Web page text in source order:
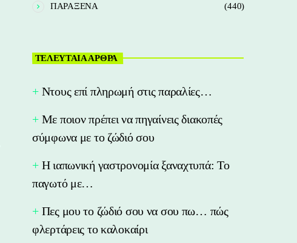
ΠΑΡΑΞΕΝΑ (440)
ΤΕΛΕΥΤΑΙΑ ΑΡΘΡΑ
Nτους επί πληρωμή στις παραλίες…
Με ποιον πρέπει να πηγαίνεις διακοπές
σύμφωνα με το ζώδιό σου
Η ιαπωνική γαστρονομία ξαναχτυπά: Το
παγωτό με…
Πες μου το ζώδιό σου να σου πω… πώς
φλερτάρεις το καλοκαίρι